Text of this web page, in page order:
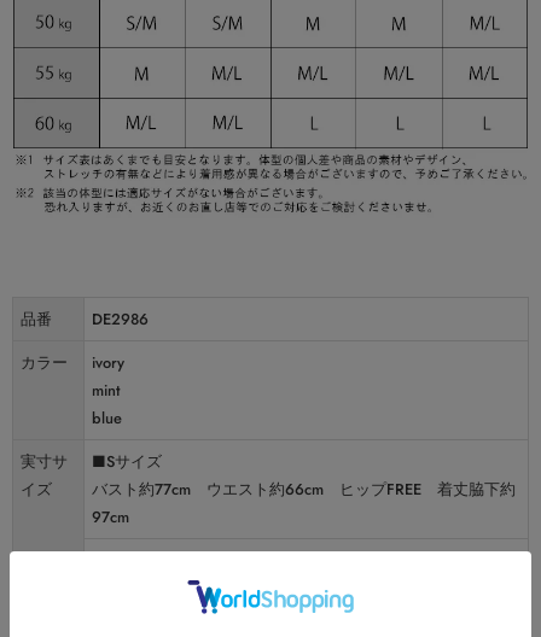
品番
DE2986
カラー
ivory
mint
blue
実寸サ
イズ
■Sサイズ
バスト約77cm ウエスト約66cm ヒップFREE 着丈脇下約
97cm
バスト約80cm ウエスト約69cm ヒップFREE 着丈脇下約